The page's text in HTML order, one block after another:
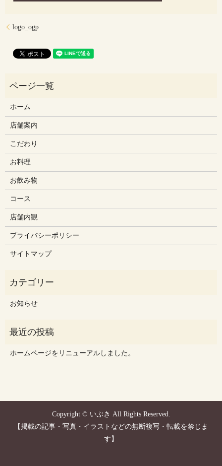
logo_ogp
ホーム
店舗案内
こだわり
お料理
お飲み物
コース
店舗内観
プライバシーポリシー
サイトマップ
お知らせ
ホームページをリニューアルしました。
Copyright © いぶき All Rights Reserved.
【掲載の記事・写真・イラストなどの無断複写・転載を禁じま
す】